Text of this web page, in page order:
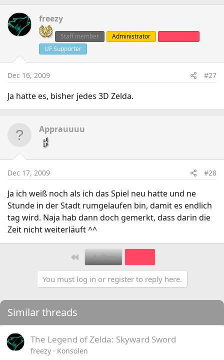
freezy
Staff member Administrator
UF Supporter
Dec 16, 2009 #27
Ja hatte es, bisher jedes 3D Zelda.
Apprauuuu
Dec 17, 2009 #28
Ja ich weiß noch als ich das Spiel neu hatte und ne
Stunde in der Stadt rumgelaufen bin, damit es endlich
tag wird. Naja hab dann doch gemerkt, dass darin die
Zeit nicht weiterläuft ^^
First Prev
You must log in or register to reply here.
Similar threads
The Legend of Zelda: Skyward Sword
freezy
Konsolen